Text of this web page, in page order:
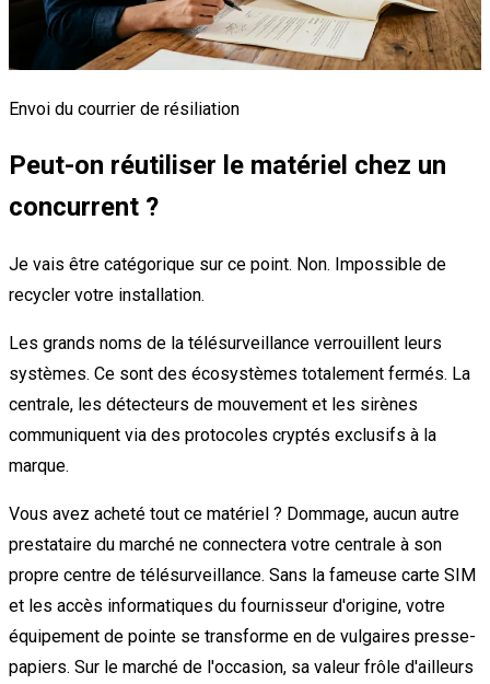
Envoi du courrier de résiliation
Peut-on réutiliser le matériel chez un
concurrent ?
Je vais être catégorique sur ce point. Non. Impossible de
recycler votre installation.
Les grands noms de la télésurveillance verrouillent leurs
systèmes. Ce sont des écosystèmes totalement fermés. La
centrale, les détecteurs de mouvement et les sirènes
communiquent via des protocoles cryptés exclusifs à la
marque.
Vous avez acheté tout ce matériel ? Dommage, aucun autre
prestataire du marché ne connectera votre centrale à son
propre centre de télésurveillance. Sans la fameuse carte SIM
et les accès informatiques du fournisseur d'origine, votre
équipement de pointe se transforme en de vulgaires presse-
papiers. Sur le marché de l'occasion, sa valeur frôle d'ailleurs